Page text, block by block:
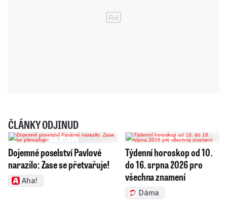
ČLÁNKY ODJINUD
Dojemné poselství Pavlové
narazilo: Zase se přetvařuje!
Aha!
Týdenní horoskop od 10.
do 16. srpna 2026 pro
všechna znamení
Dáma